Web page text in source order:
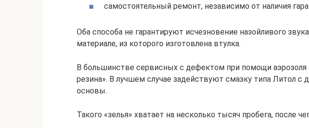
самостоятельный ремонт, независимо от наличия
Оба способа не гарантируют исчезновение назойливого
материале, из которого изготовлена втулка.
В большинстве сервисных с дефектом при помощи аэрозоля
резина». В лучшем случае задействуют смазку типа Литол с
основы.
Такого «зелья» хватает на несколько тысяч пробега, после